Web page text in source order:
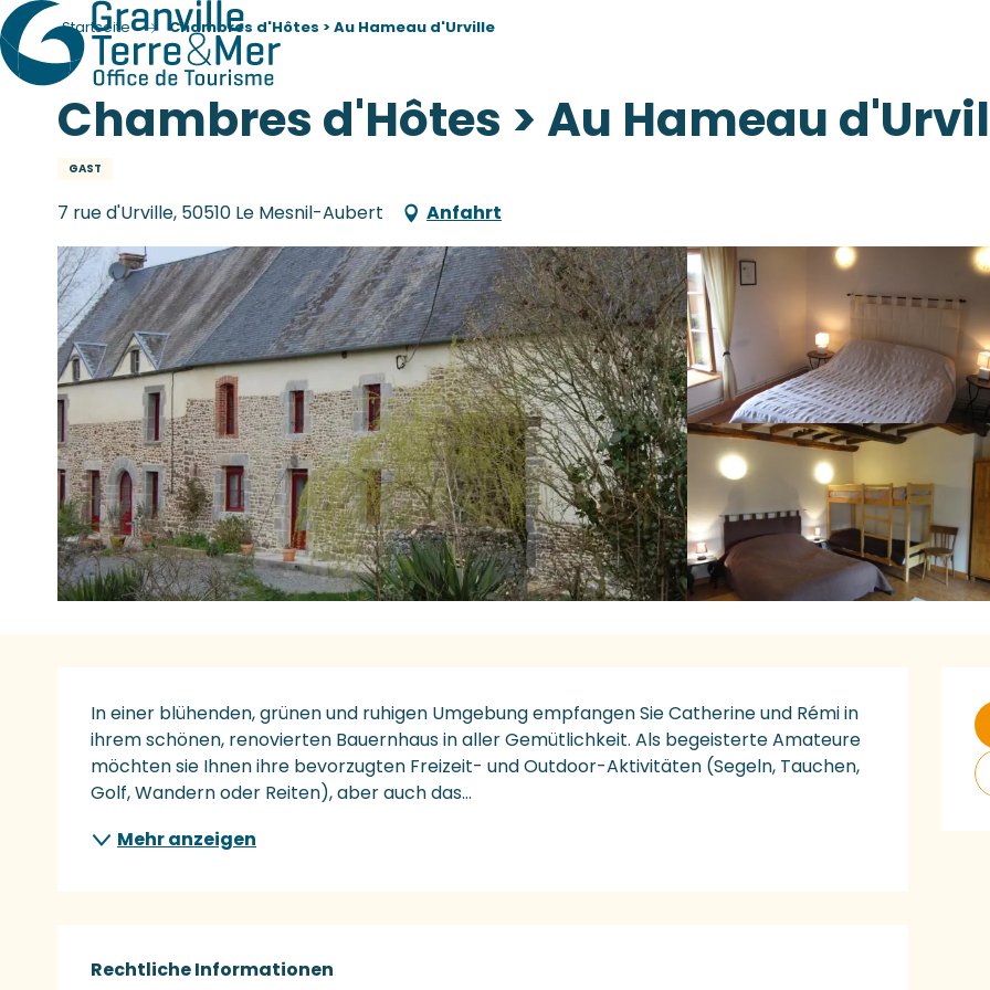
Startseite Chambres d'Hôtes > Au Hameau d'Urville
Chambres d'Hôtes > Au Hameau
GAST
7 rue d'Urville, 50510 Le Mesnil-Aubert Anfahrt
Beschreibung
In einer blühenden, grünen und ruhigen Umgebung empfangen Sie Catherine und Rémi in
ihrem schönen, renovierten Bauernhaus in aller Gemütlichkeit. Als begeisterte Amateure
möchten sie Ihnen ihre bevorzugten Freizeit- und Outdoor-Aktivitäten (Segeln, Tauchen,
Golf, Wandern oder Reiten), aber auch das...
Mehr anzeigen
Rechtliche Informationen
Rechtliche Informationen